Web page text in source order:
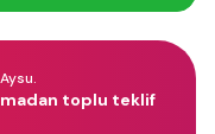
toplu teklif